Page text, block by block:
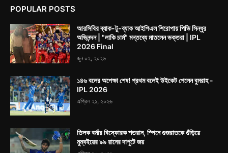
POPULAR POSTS
আরসিবির ব্যাক-টু-ব্যাক আইপিএল শিরোপায় পিভি সিন্ধুর
অভিনন্দন | "লাকি চার্ম" মন্তব্যে মাতলেন ভক্তরা | IPL
2026 Final
জুন ০২, ২০২৬
১৪৬ বলের অপেক্ষা শেষ! প্রথম বলেই উইকেট পেলেন বুমরাহ -
IPL 2026
এপ্রিল ২১, ২০২৬
তিলক বর্মার বিস্ফোরক শতরান, স্পিনে গুজরাতকে গুঁড়িয়ে
মুম্বইয়ের ৯৯ রানের দাপুটে জয়